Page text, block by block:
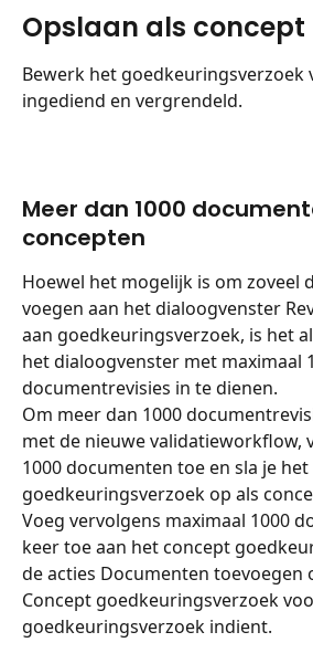
Opslaan als concept
Bewerk het
ingediend en vergrendeld.
Meer dan 1000
concepten
Hoewel het mogelijk is om zoveel
voegen aan het dialoogvenster
aan goedkeuringsverzoek, is het
het dialoogvenster met maximaal
documentrevisies in te dienen.
Om meer dan 1000
met de nieuwe validatieworkflow,
1000 documenten toe en sla je het
goedkeuringsverzoek op als
Voeg vervolgens maximaal 1000
keer toe aan het concept
de acties Documenten toevoegen
Concept goedkeuringsverzoek
goedkeuringsverzoek indient.